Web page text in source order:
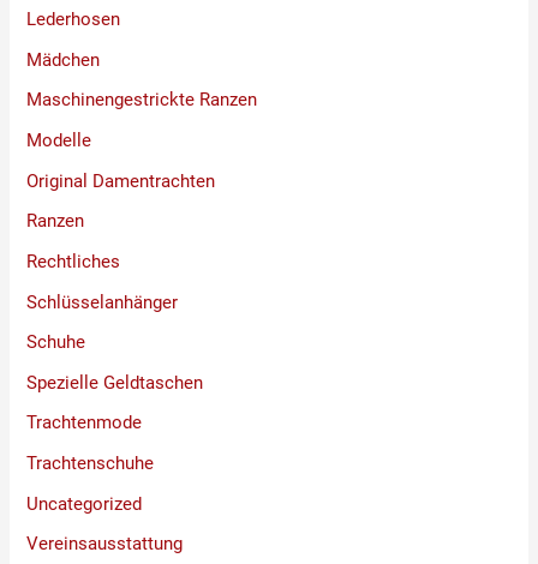
Lederhosen
Mädchen
Maschinengestrickte Ranzen
Modelle
Original Damentrachten
Ranzen
Rechtliches
Schlüsselanhänger
Schuhe
Spezielle Geldtaschen
Trachtenmode
Trachtenschuhe
Uncategorized
Vereinsausstattung